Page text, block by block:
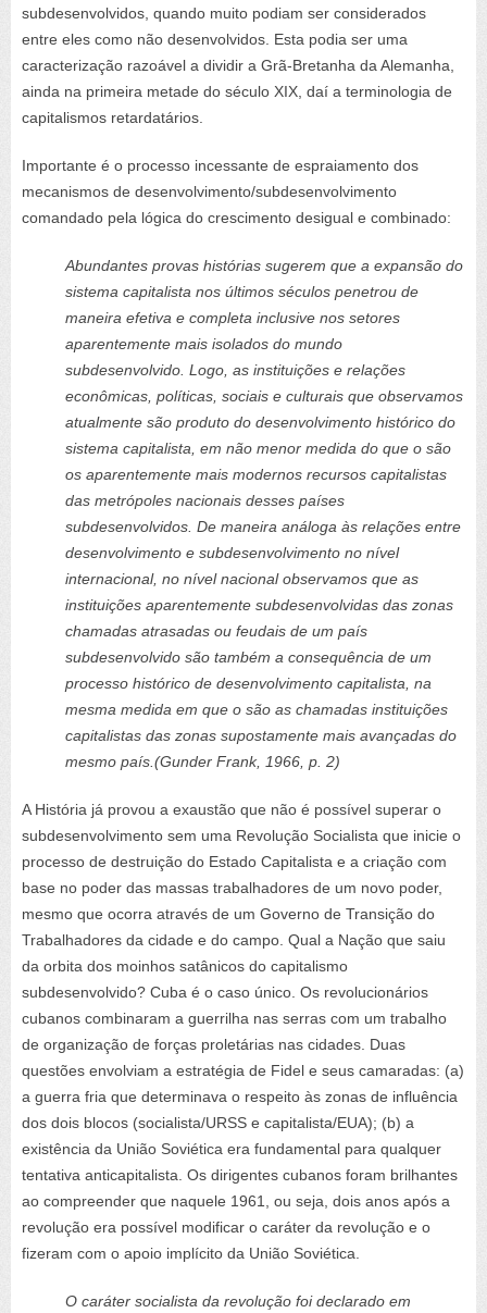
subdesenvolvidos, quando muito podiam ser considerados
entre eles como não desenvolvidos. Esta podia ser uma
caracterização razoável a dividir a Grã-Bretanha da Alemanha,
ainda na primeira metade do século XIX, daí a terminologia de
capitalismos retardatários.
Importante é o processo incessante de espraiamento dos
mecanismos de desenvolvimento/subdesenvolvimento
comandado pela lógica do crescimento desigual e combinado:
Abundantes provas histórias sugerem que a expansão do
sistema capitalista nos últimos séculos penetrou de
maneira efetiva e completa inclusive nos setores
aparentemente mais isolados do mundo
subdesenvolvido. Logo, as instituições e relações
econômicas, políticas, sociais e culturais que observamos
atualmente são produto do desenvolvimento histórico do
sistema capitalista, em não menor medida do que o são
os aparentemente mais modernos recursos capitalistas
das metrópoles nacionais desses países
subdesenvolvidos. De maneira análoga às relações entre
desenvolvimento e subdesenvolvimento no nível
internacional, no nível nacional observamos que as
instituições aparentemente subdesenvolvidas das zonas
chamadas atrasadas ou feudais de um país
subdesenvolvido são também a consequência de um
processo histórico de desenvolvimento capitalista, na
mesma medida em que o são as chamadas instituições
capitalistas das zonas supostamente mais avançadas do
mesmo país.(Gunder Frank, 1966, p. 2)
A História já provou a exaustão que não é possível superar o
subdesenvolvimento sem uma Revolução Socialista que inicie o
processo de destruição do Estado Capitalista e a criação com
base no poder das massas trabalhadores de um novo poder,
mesmo que ocorra através de um Governo de Transição do
Trabalhadores da cidade e do campo. Qual a Nação que saiu
da orbita dos moinhos satânicos do capitalismo
subdesenvolvido? Cuba é o caso único. Os revolucionários
cubanos combinaram a guerrilha nas serras com um trabalho
de organização de forças proletárias nas cidades. Duas
questões envolviam a estratégia de Fidel e seus camaradas: (a)
a guerra fria que determinava o respeito às zonas de influência
dos dois blocos (socialista/URSS e capitalista/EUA); (b) a
existência da União Soviética era fundamental para qualquer
tentativa anticapitalista. Os dirigentes cubanos foram brilhantes
ao compreender que naquele 1961, ou seja, dois anos após a
revolução era possível modificar o caráter da revolução e o
fizeram com o apoio implícito da União Soviética.
O caráter socialista da revolução foi declarado em